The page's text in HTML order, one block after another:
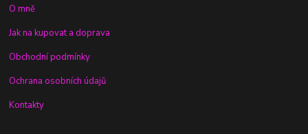
O mně
Jak na kupovat a doprava
Obchodní podmínky
Ochrana osobních údajů
Kontakty